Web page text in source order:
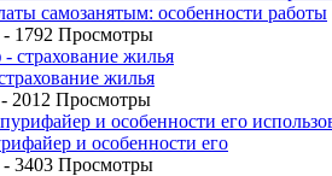
самозанятым: особенности работы
- 1792 Просмотры
жилья
- 2012 Просмотры
и особенности его
- 3403 Просмотры